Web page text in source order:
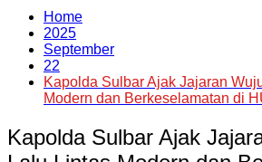
Home
2025
September
22
Kapolda Sulbar Ajak Jajaran
Modern dan Berkeselamatan di
Kapolda Sulbar Ajak